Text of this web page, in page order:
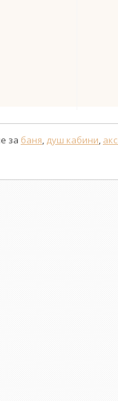
за баня, душ кабини,